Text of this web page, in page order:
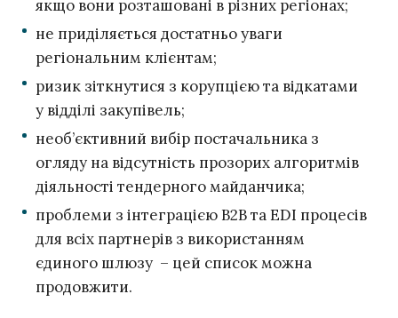
якщо вони розташовані в різних регіонах;
не приділяється достатньо уваги
регіональним клієнтам;
ризик зіткнутися з корупцією та відкатами
у відділі закупівель;
необ’єктивний вибір постачальника з
огляду на відсутність прозорих алгоритмів
діяльності тендерного майданчика;
проблеми з інтеграцією B2B та EDI процесів
для всіх партнерів з використанням
єдиного шлюзу – цей список можна
продовжити.